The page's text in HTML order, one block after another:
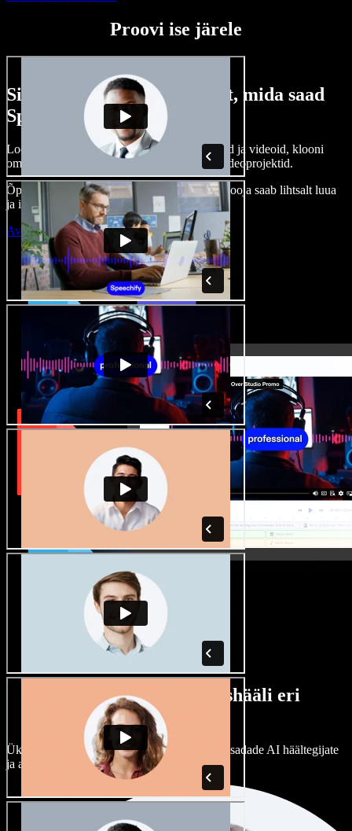
Proovi ise järele
Siin on vaid väike osa sellest, mida saad
Speechify Studioga teha.
Loo voice-over’eid, kasuta tasuta pilte, helisid ja videoid, klooni
oma häält ja pane kokku terviklikud audio-videoprojektid.
Õppimiskõver puudub, kõik töötab veebis – looja saab lihtsalt luua
ja ideed kiiresti ellu viia.
Ava Studio
Lai valik mees- ja naishääli eri
aktsentidega
Ükski projekt ei pea kõlama ühtemoodi. Vali sadade AI häältegijate
ja aktsentide hulgast ning kohanda neid.